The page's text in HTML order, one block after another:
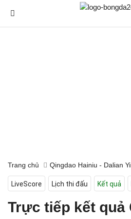
Trang chủ Qingdao Hainiu - Dalian
LiveScore Lịch thi đấu Kết quả
Trực tiếp kết quả